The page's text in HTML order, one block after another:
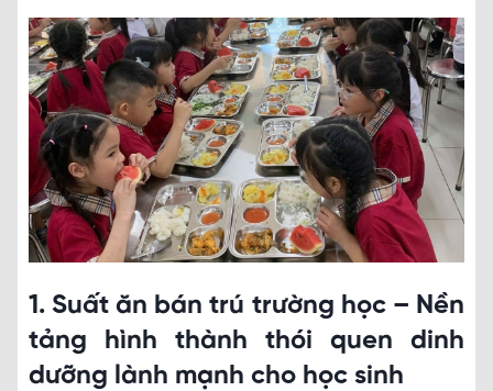
1. Suất ăn bán trú trường học – Nền
tảng hình thành thói quen dinh
dưỡng lành mạnh cho học sinh